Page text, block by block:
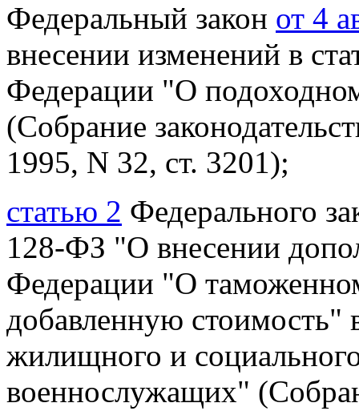
Федеральный закон от 4
внесении изменений в
Федерации "О
(Собрание
1995, N 32, ст. 3201);
статью 2 Федерального
128-ФЗ "О внесении
Федерации "О
добавленную стоимость"
жилищного и
военнослужащих"